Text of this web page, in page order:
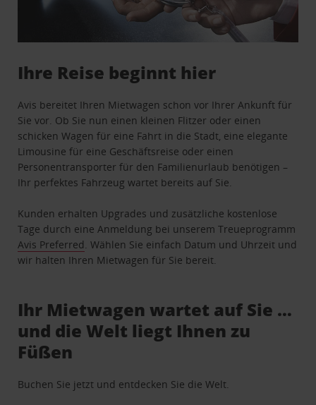
Ihre Reise beginnt hier
Avis bereitet Ihren Mietwagen schon vor Ihrer Ankunft für
Sie vor. Ob Sie nun einen kleinen Flitzer oder einen
schicken Wagen für eine Fahrt in die Stadt, eine elegante
Limousine für eine Geschäftsreise oder einen
Personentransporter für den Familienurlaub benötigen –
Ihr perfektes Fahrzeug wartet bereits auf Sie.
Kunden erhalten Upgrades und zusätzliche kostenlose
Tage durch eine Anmeldung bei unserem Treueprogramm
Avis Preferred . Wählen Sie einfach Datum und Uhrzeit und
wir halten Ihren Mietwagen für Sie bereit.
Ihr Mietwagen wartet auf Sie …
und die Welt liegt Ihnen zu
Füßen
Buchen Sie jetzt und entdecken Sie die Welt.